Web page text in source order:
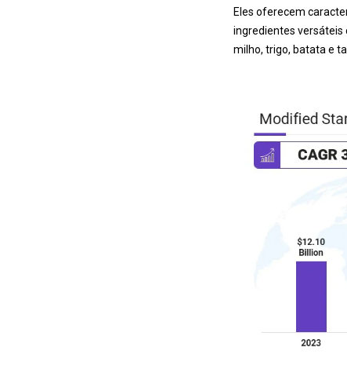
Eles oferecem
ingredientes versáteis
milho, trigo, batata e